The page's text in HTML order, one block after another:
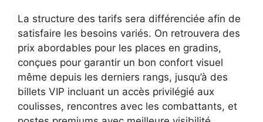
La structure des tarifs sera différenciée afin de
satisfaire les besoins variés. On retrouvera des
prix abordables pour les places en gradins,
conçues pour garantir un bon confort visuel
même depuis les derniers rangs, jusqu’à des
billets VIP incluant un accès privilégié aux
coulisses, rencontres avec les combattants, et